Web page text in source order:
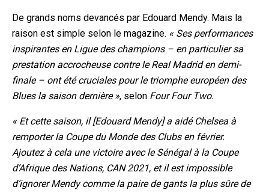
De grands noms devancés par Edouard Mendy. Mais la
raison est simple selon le magazine. « Ses performances
inspirantes en Ligue des champions – en particulier sa
prestation accrocheuse contre le Real Madrid en demi-
finale – ont été cruciales pour le triomphe européen des
Blues la saison dernière », selon Four Four Two.
« Et cette saison, il [Edouard Mendy] a aidé Chelsea à
remporter la Coupe du Monde des Clubs en février.
Ajoutez à cela une victoire avec le Sénégal à la Coupe
d’Afrique des Nations, CAN 2021, et il est impossible
d’ignorer Mendy comme la paire de gants la plus sûre de